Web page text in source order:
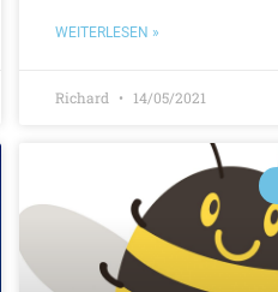
WEITERLESEN »
Richard 14/05/2021